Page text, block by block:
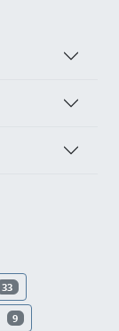
33
9